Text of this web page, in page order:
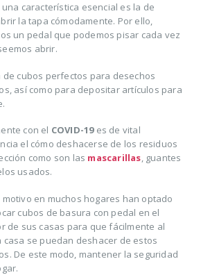
una característica esencial es la de
la tapa cómodamente. Por ello,
un pedal que podemos pisar cada vez
abrir.
de cubos perfectos para desechos
así como para depositar artículos para
con el COVID-19es de vital
el cómo deshacerse de los residuos
como son las mascarillas, guantes
usados.
motivo en muchos hogares han optado
cubos de basura con pedal en el
de sus casas para que fácilmente al
casa se puedan deshacer de estos
De este modo, mantener la seguridad